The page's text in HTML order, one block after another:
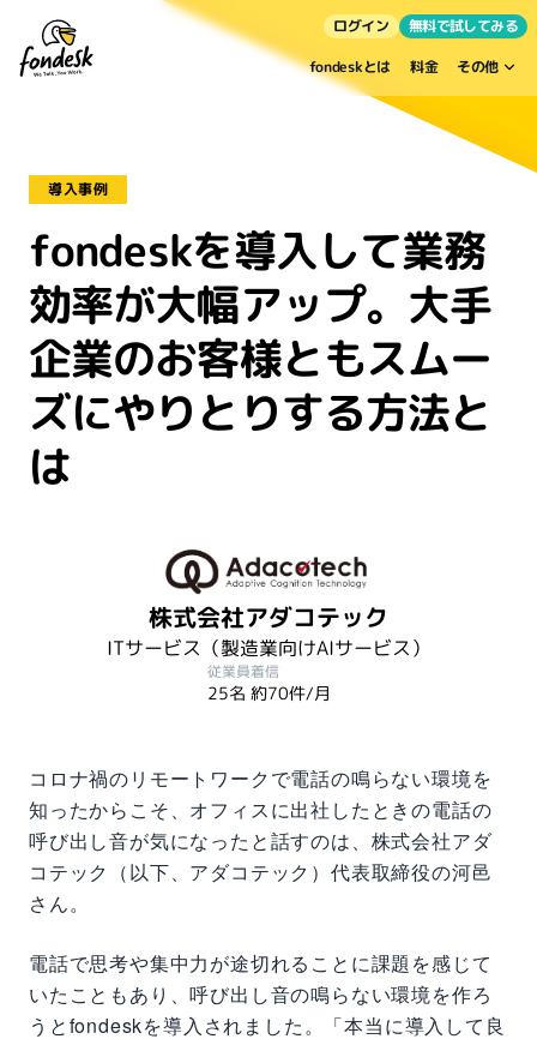
fondeskとは 料金 その他
ログイン 無料で試してみる
導入事例
fondeskを導入して業務
効率が大幅アップ。大手
企業のお客様ともスムー
ズにやりとりする方法と
は
株式会社アダコテック
ITサービス（製造業向けAIサービス）
従業員
25名
着信
約70件/月
コロナ禍のリモートワークで電話の鳴らない環境を
知ったからこそ、オフィスに出社したときの電話の
呼び出し音が気になったと話すのは、株式会社アダ
コテック（以下、アダコテック）代表取締役の河邑
さん。
電話で思考や集中力が途切れることに課題を感じて
いたこともあり、呼び出し音の鳴らない環境を作ろ
うとfondeskを導入されました。「本当に導入して良